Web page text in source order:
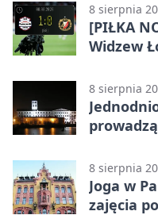
8 sierpnia
[PIŁKA
Widzew
8 sierpnia
8 sierpnia
Joga w
zajęcia